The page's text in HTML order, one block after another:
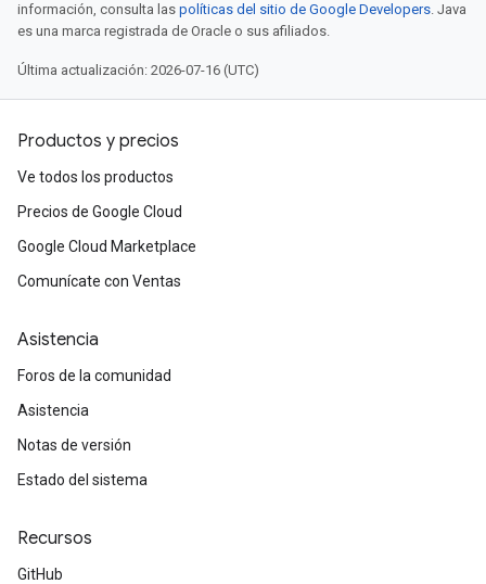
información, consulta las políticas del sitio de Google Developers. Java
es una marca registrada de Oracle o sus afiliados.
Última actualización: 2026-07-16 (UTC)
Productos y precios
Ve todos los productos
Precios de Google Cloud
Google Cloud Marketplace
Comunícate con Ventas
Asistencia
Foros de la comunidad
Asistencia
Notas de versión
Estado del sistema
Recursos
GitHub